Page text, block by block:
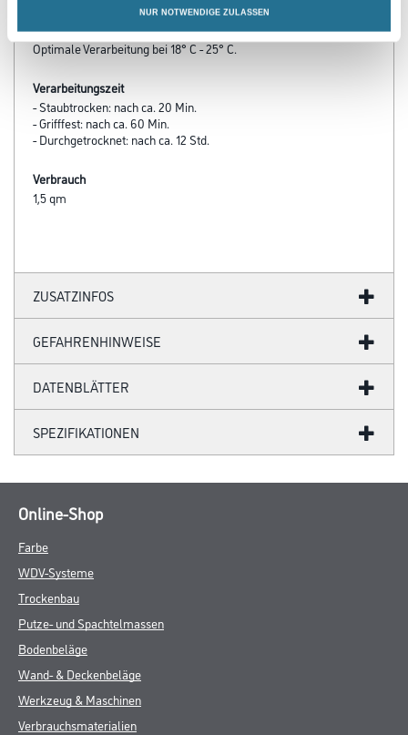
NUR NOTWENDIGE ZULASSEN
Verarbeitungstemp./Luftfeuchte
Optimale Verarbeitung bei 18° C - 25° C.
Verarbeitungszeit
- Staubtrocken: nach ca. 20 Min.
- Grifffest: nach ca. 60 Min.
- Durchgetrocknet: nach ca. 12 Std.
Verbrauch
1,5 qm
ZUSATZINFOS
GEFAHRENHINWEISE
DATENBLÄTTER
SPEZIFIKATIONEN
Online-Shop
Farbe
WDV-Systeme
Trockenbau
Putze- und Spachtelmassen
Bodenbeläge
Wand- & Deckenbeläge
Werkzeug & Maschinen
Verbrauchsmaterialien